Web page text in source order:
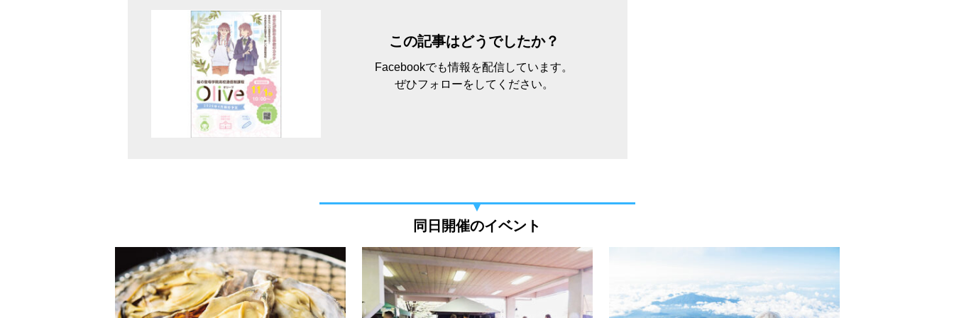
この記事はどうでしたか？
Facebookでも情報を配信しています。
ぜひフォローをしてください。
同日開催のイベント